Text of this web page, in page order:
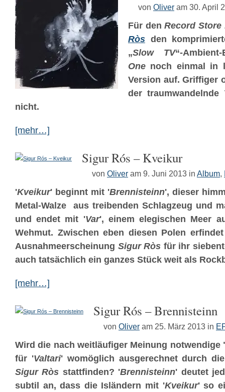
von Oliver am 30. April
Für denRecord Store
Ròs den
„Slow TV“-
One noch einmal in
Version auf. Griffiger
der
nicht.
[mehr…]
Sigur Rós – Kveikur
von Oliver am 9. Juni 2013 in Album,
'Kveikur' beginnt mit 'Brennisteinn', dieser
Metal-Walze aus treibenden Schlagzeug und
und endet mit 'Var', einem elegischen Meer
Wehmut. Zwischen eben diesen Polen
Ausnahmeerscheinung Sigur Ròs für ihr
auch tatsächlich ein ganzes Stück weit als
[mehr…]
Sigur Rós – Brennisteinn
von Oliver am 25. März 2013 in
Wird die nach weitläufiger Meinung
für 'Valtari' womöglich ausgerechnet durch
Sigur Ròs stattfinden? 'Brennisteinn' deutet
subtil an, dass die Isländern mit 'Kveikur' so